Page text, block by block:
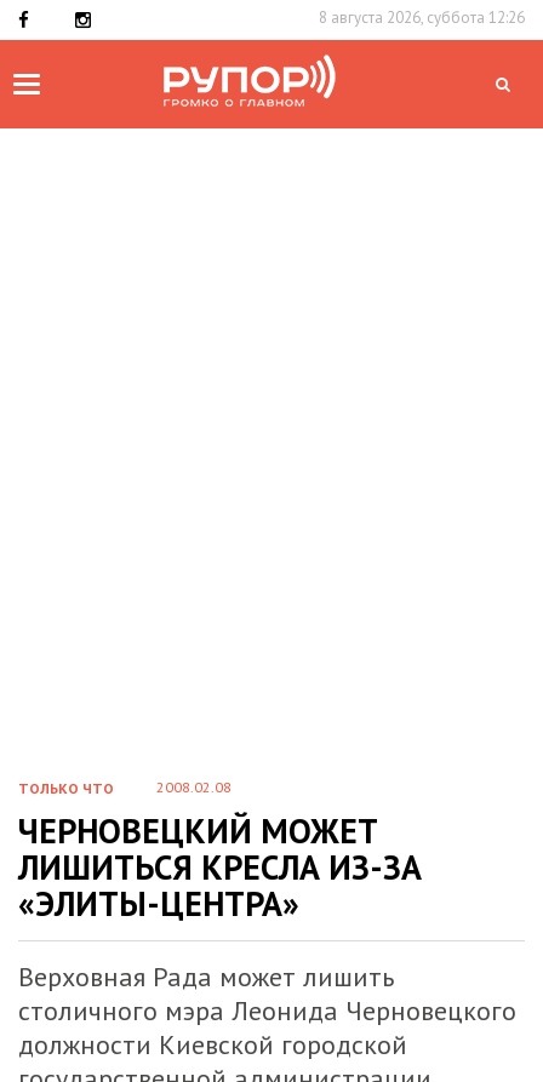
8 августа 2026, суббота 12:26
Toggle
ТОЛЬКО ЧТО 2008.02.08
ЧЕРНОВЕЦКИЙ МОЖЕТ
ЛИШИТЬСЯ КРЕСЛА ИЗ-ЗА
«ЭЛИТЫ-ЦЕНТРА»
Верховная Рада может лишить
столичного мэра Леонида Черновецкого
должности Киевской городской